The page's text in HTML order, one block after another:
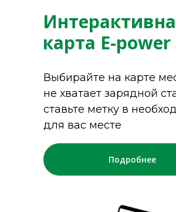
карта E-power
Выбирайте на карте
не хватает зарядной
ставьте метку в
для вас месте
Подробнее